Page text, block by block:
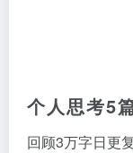
个人思考5
回顾3万字日更